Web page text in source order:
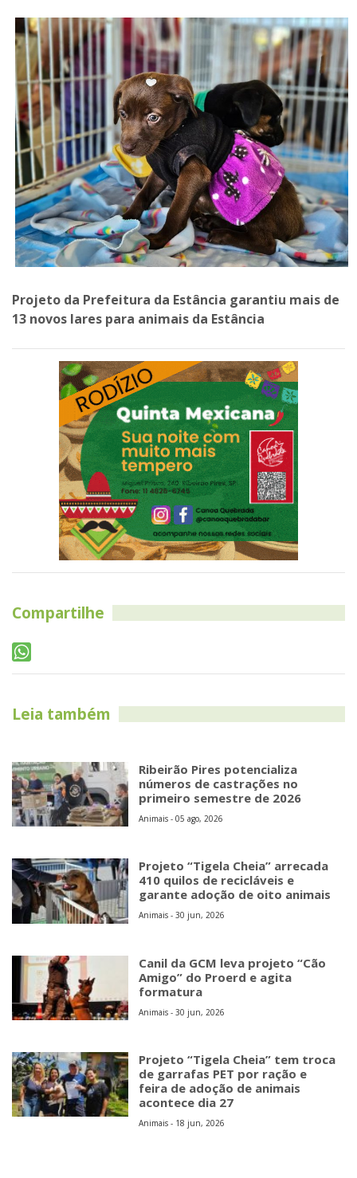
Projeto da Prefeitura da Estância garantiu mais de
13 novos lares para animais da Estância
Compartilhe
Leia também
Ribeirão Pires potencializa
números de castrações no
primeiro semestre de 2026
Animais - 05 ago, 2026
Projeto “Tigela Cheia” arrecada
410 quilos de recicláveis e
garante adoção de oito animais
Animais - 30 jun, 2026
Canil da GCM leva projeto “Cão
Amigo” do Proerd e agita
formatura
Animais - 30 jun, 2026
Projeto “Tigela Cheia” tem troca
de garrafas PET por ração e
feira de adoção de animais
acontece dia 27
Animais - 18 jun, 2026